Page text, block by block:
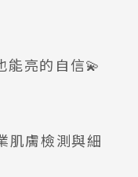
亮的自信💫
肌膚檢測與細